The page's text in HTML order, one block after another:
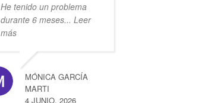
He tenido un problema
durante 6 meses... Leer
más
MÓNICA GARCÍA
MARTI
4 JUNIO, 2026